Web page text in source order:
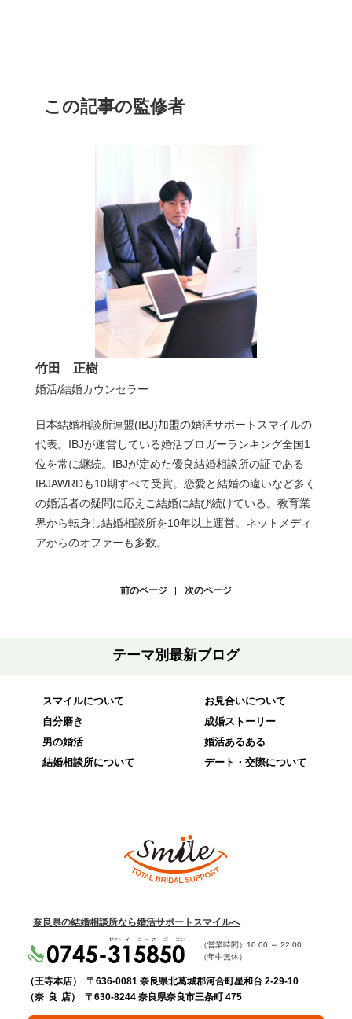
この記事の監修者
竹田 正樹
婚活/結婚カウンセラー
日本結婚相談所連盟(IBJ)加盟の婚活サポートスマイルの
代表。IBJが運営している婚活ブロガーランキング全国1
位を常に継続。IBJが定めた優良結婚相談所の証である
IBJAWRDも10期すべて受賞。恋愛と結婚の違いなど多く
の婚活者の疑問に応えご結婚に結び続けている。教育業
界から転身し結婚相談所を10年以上運営。ネットメディ
アからのオファーも多数。
前のページ 次のページ
テーマ別最新ブログ
スマイルについて
自分磨き
男の婚活
結婚相談所について
お見合いについて
成婚ストーリー
婚活あるある
デート・交際について
奈良県の結婚相談所なら婚活サポートスマイルへ
（営業時間）10:00 ～22:00
（年中無休）
（王寺本店）
〒636-0081 奈良県北葛城郡河合町星和台 2-29-10
（奈 良 店）
〒630-8244 奈良県奈良市三条町 475